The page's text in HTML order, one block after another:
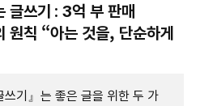
글쓰기 : 3억 부 판매
원칙 “아는 것을, 단순하게
기』는 좋은 글을 위한 두 가